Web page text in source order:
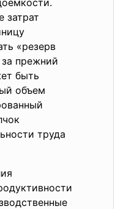
затрат
«резерв
прежний
быть
объем
труда